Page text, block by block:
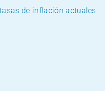
de inflación actuales